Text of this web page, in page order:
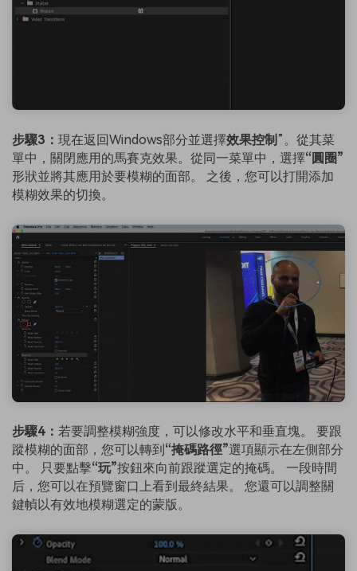
步驟3： 現在返回Windows部分並選擇效果控制 ”。從其菜
單中，關閉應用的馬賽克效果。從同一菜單中，選擇“圓圈”
形狀並將其應用於要模糊的面部。 之後，您可以打開添加
模糊效果的切換。
步驟4： 若要調整模糊強度，可以修改水平和垂直塊。 要跟
蹤模糊的面部，您可以轉到 “掩碼路徑”選項顯示在左側部分
中。 只要點擊“玩”按鈕來向前跟蹤選定的掩碼。 一段時間
后，您可以在預覽窗口上看到最終結果。 您還可以調整關
鍵幀以有效地模糊選定的蒙版。